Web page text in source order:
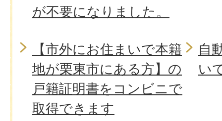
が不要になりました。
【市外にお住まいで本籍
地が栗東市にある方】の
戸籍証明書をコンビニで
取得できます
自
い